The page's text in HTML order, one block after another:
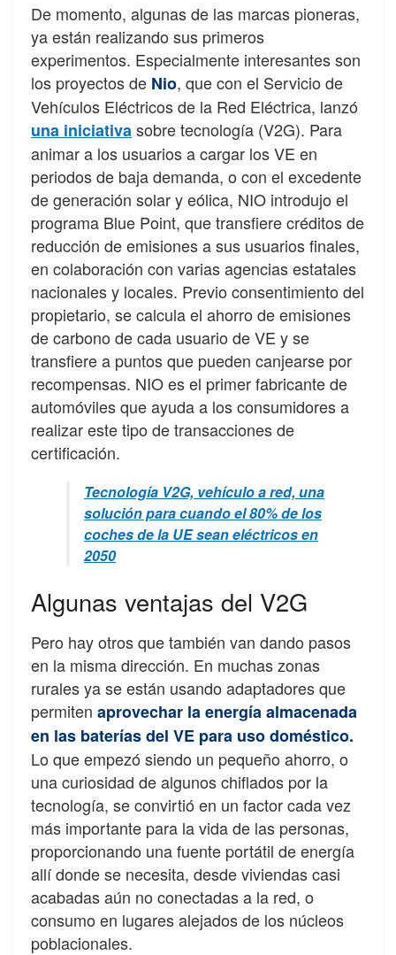
De momento, algunas de las marcas pioneras,
ya están realizando sus primeros
experimentos. Especialmente interesantes son
los proyectos de Nio, que con el Servicio de
Vehículos Eléctricos de la Red Eléctrica, lanzó
una iniciativasobre tecnología (V2G). Para
animar a los usuarios a cargar los VE en
periodos de baja demanda, o con el excedente
de generación solar y eólica, NIO introdujo el
programa Blue Point, que transfiere créditos de
reducción de emisiones a sus usuarios finales,
en colaboración con varias agencias estatales
nacionales y locales. Previo consentimiento del
propietario, se calcula el ahorro de emisiones
de carbono de cada usuario de VE y se
transfiere a puntos que pueden canjearse por
recompensas. NIO es el primer fabricante de
automóviles que ayuda a los consumidores a
realizar este tipo de transacciones de
certificación.
Tecnología V2G, vehículo a red, una
solución para cuando el 80% de los
coches de la UE sean eléctricos en
2050
Algunas ventajas del V2G
Pero hay otros que también van dando pasos
en la misma dirección. En muchas zonas
rurales ya se están usando adaptadores que
permiten aprovechar la energía almacenada
en las baterías del VE para uso doméstico.
Lo que empezó siendo un pequeño ahorro, o
una curiosidad de algunos chiflados por la
tecnología, se convirtió en un factor cada vez
más importante para la vida de las personas,
proporcionando una fuente portátil de energía
allí donde se necesita, desde viviendas casi
acabadas aún no conectadas a la red, o
consumo en lugares alejados de los núcleos
poblacionales.